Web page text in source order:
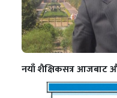
नयाँ शैक्षिकसत्र आजबाट